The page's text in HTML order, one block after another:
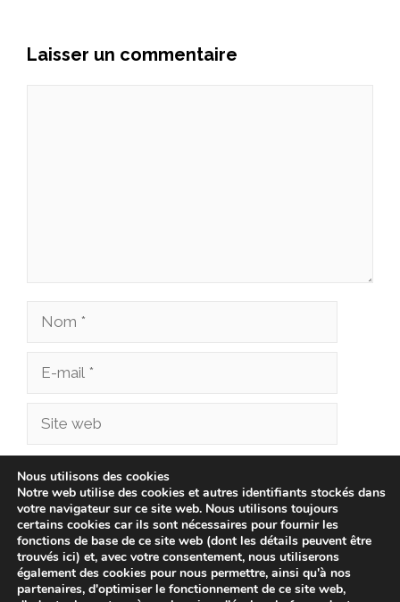
Laisser un commentaire
Nom
Site
Enregistrer mon nom, mon e-mail et mon site
dans le navigateur pour mon prochain
commentaire.
Nous utilisons des cookies
Notre web utilise des cookies et autres identifiants stockés dans
votre navigateur sur ce site web. Nous utilisons toujours
certains cookies car ils sont nécessaires pour fournir les
fonctions de base de ce site web (dont les détails peuvent être
trouvés ici) et, avec votre consentement, nous utiliserons
également des cookies pour nous permettre, ainsi qu'à nos
partenaires, d'optimiser le fonctionnement de ce site web,